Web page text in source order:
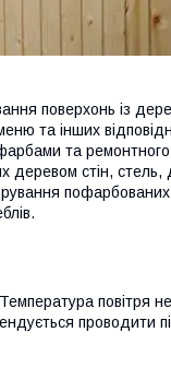
поверхонь із
та інших
та ремонтного
деревом стін, стель,
повітря
проводити